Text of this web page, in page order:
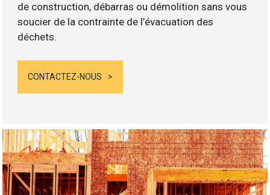
de construction, débarras ou démolition sans vous
soucier de la contrainte de l’évacuation des
déchets.
CONTACTEZ-NOUS